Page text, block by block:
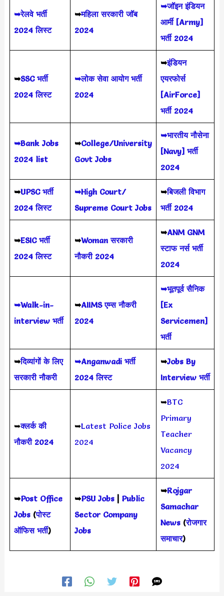
➥रेलवे भर्ती
2024 लिस्ट
➥महिला सरकारी जॉब
2024
➥जॉइन इंडियन
आर्मी [Army]
भर्ती 2024
➥SSC भर्ती
2024 लिस्ट
➥लोक सेवा आयोग भर्ती
2024
➥इंडियन
एयरफोर्स
[AirForce]
भर्ती 2024
➥Bank Jobs
2024 list
➥College/University
Govt Jobs
➥भारतीय नौसेना
[Navy] भर्ती
2024
➥UPSC भर्ती
2024 लिस्ट
➥High Court/
Supreme Court Jobs
➥बिजली विभाग
भर्ती 2024
➥ESIC भर्ती
2024 लिस्ट
➥Woman सरकारी
नौकरी 2024
➥ANM GNM
स्टाफ नर्स भर्ती
2024
➥Walk-in-
interview भर्ती
➥AIIMS एम्स नौकरी
2024
➥भूतपूर्व सैनिक
[Ex
Servicemen]
भर्ती
➥दिव्यांगों के लिए
सरकारी नौकरी
➥Anganwadi भर्ती
2024 लिस्ट
➥Jobs By
Interview भर्ती
➥क्लर्क की
नौकरी 2024
➥Latest Police Jobs
2024
➥BTC
Primary
Teacher
Vacancy
2024
➥Post Office
Jobs(पोस्ट
ऑफिस भर्ती)
➥PSU Jobs| Public
Sector Company
Jobs
➥Rojgar
Samachar
News(रोजगार
समाचार)